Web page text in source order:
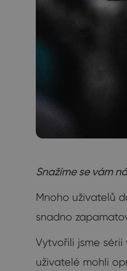
Snažíme se vám
Mnoho uživatelů
snadno
Vytvořili jsme
uživatelé mohli